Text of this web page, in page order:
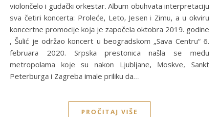
violončelo i gudački orkestar. Album obuhvata interpretaciju
sva četiri koncerta: Proleće, Leto, Jesen i Zimu, a u okviru
koncertne promocije koja je započela oktobra 2019. godine
, Šulić je održao koncert u beogradskom „Sava Centru“ 6.
februara 2020. Srpska prestonica našla se među
metropolama koje su nakon Ljubljane, Moskve, Sankt
Peterburga i Zagreba imale priliku da…
PROČITAJ VIŠE